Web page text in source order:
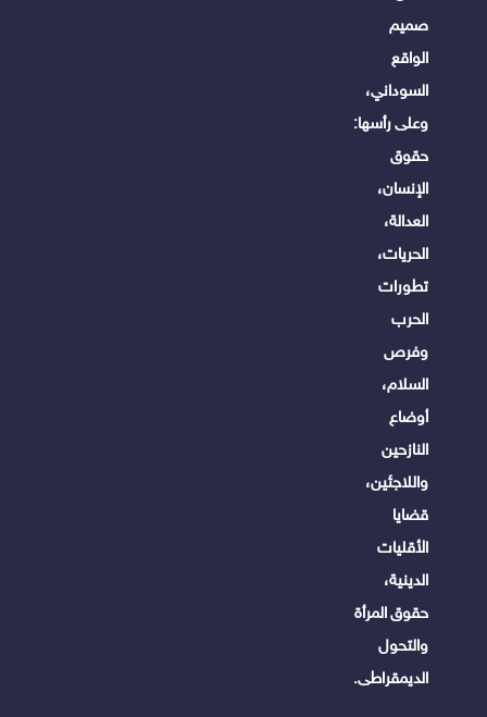
صميم
الواقع
السوداني،
وعلى رأسها:
حقوق
الإنسان،
العدالة،
الحريات،
تطورات
الحرب
وفرص
السلام،
أوضاع
النازحين
واللاجئين،
قضايا
الأقليات
الدينية،
حقوق المرأة
والتحول
الديمقراطى.